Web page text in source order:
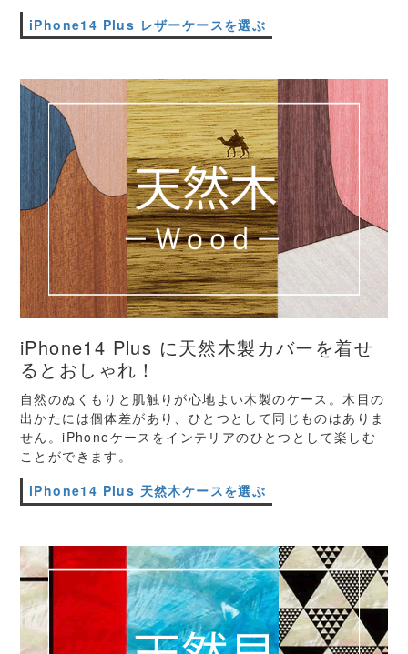
iPhone14 Plus レザーケースを選ぶ
iPhone14 Plus に天然木製カバーを着せ
るとおしゃれ！
自然のぬくもりと肌触りが心地よい木製のケース。木目の
出かたには個体差があり、ひとつとして同じものはありま
せん。iPhoneケースをインテリアのひとつとして楽しむ
ことができます。
iPhone14 Plus 天然木ケースを選ぶ